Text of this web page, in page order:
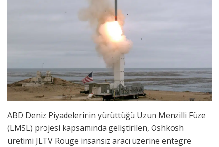
ABD Deniz Piyadelerinin yürüttüğü Uzun Menzilli Füze
(LMSL) projesi kapsamında geliştirilen, Oshkosh
üretimi JLTV Rouge insansız aracı üzerine entegre